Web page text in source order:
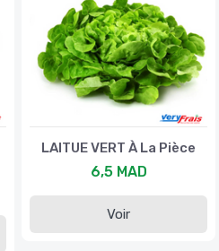
LAITUE VERT À La Pièce
6,5 MAD
Voir